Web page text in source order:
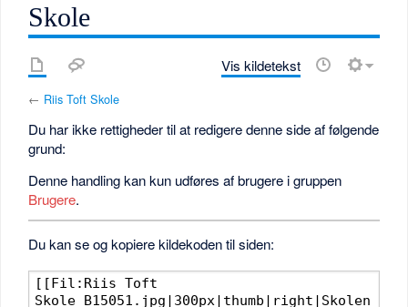
Skole
Vis kildetekst
← Riis Toft Skole
Du har ikke rettigheder til at redigere denne side af følgende
grund:
Denne handling kan kun udføres af brugere i gruppen
Brugere.
Du kan se og kopiere kildekoden til siden: